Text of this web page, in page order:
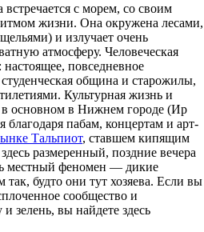
с морем, со своим
жизни. Она окружена лесами,
и излучает очень
атмосферу. Человеческая
настоящее, повседневное
община и старожилы,
Культурная жизнь и
в основном в Нижнем городе (Ир
благодаря пабам, концертам и арт-
Тальпиот, ставшем кипящим
размеренный, поздние вечера
местный феномен — дикие
будто они тут хозяева. Если вы
сообщество и
зелень, вы найдете здесь